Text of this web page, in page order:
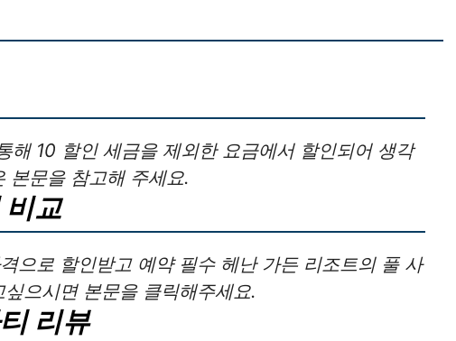
해 10 할인 세금을 제외한 요금에서 할인되어 생각
본문을 참고해 주세요.
비교
으로 할인받고 예약 필수 헤난 가든 리조트의 풀 사
으시면 본문을 클릭해주세요.
리뷰